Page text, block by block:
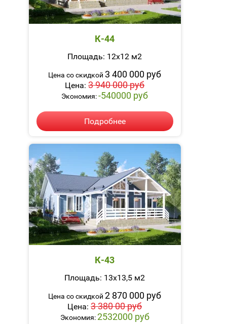
К-44
Площадь: 12х12 м2
Цена со скидкой 3 400 000 руб
Цена: 3 940 000 руб
Экономия:-540000 руб
Подробнее
К-43
Площадь: 13х13,5 м2
Цена со скидкой 2 870 000 руб
Цена: 3 380 00 руб
Экономия:2532000 руб